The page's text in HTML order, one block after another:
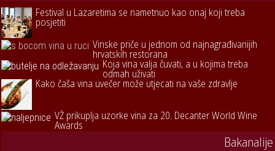
Festival u Lazaretima se nametnuo kao onaj koji treba
posjetiti
Vinske priče u jednom od najnagrađivanijih
hrvatskih restorana
Koja vina valja čuvati, a u kojima treba
odmah uživati
Kako čaša vina uvečer može utjecati na vaše zdravlje
VŽ prikuplja uzorke vina za 20. Decanter World Wine
Awards
Bakanalije